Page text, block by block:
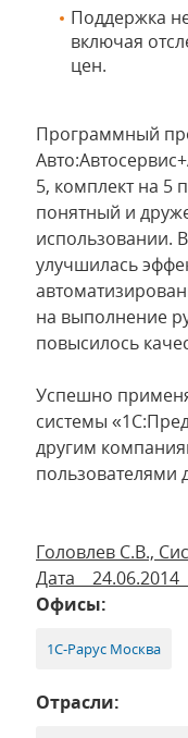
Поддержка
включая
цен.
Программный
5, комплект на 5
понятный и
использовании.
улучшилась
на выполнение
повысилось
Успешно
системы
другим
Головлев С.В.,
Дата 24.06.2014
Офисы:
1С-Рарус Москва
Отрасли: